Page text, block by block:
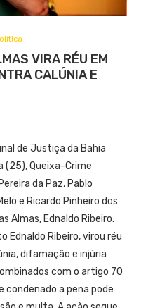
VIRA RÉU EM
CALÚNIA E
de Justiça da Bahia
Queixa-Crime
da Paz, Pablo
e Ricardo Pinheiro dos
Almas, Ednaldo Ribeiro.
Ednaldo Ribeiro, virou réu
difamação e injúria
com o artigo 70
condenado a pena pode